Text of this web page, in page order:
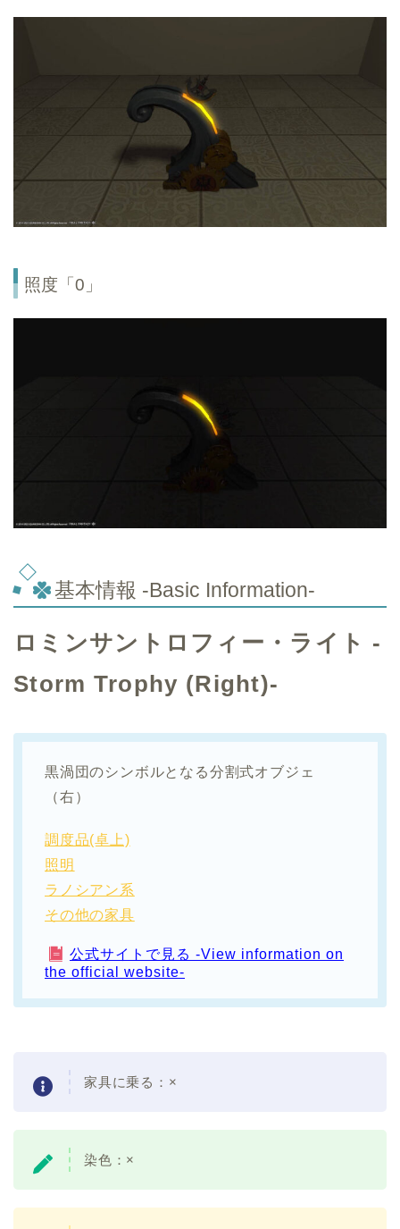
照度「0」
基本情報 -Basic Information-
ロミンサントロフィー・ライト -
Storm Trophy (Right)-
黒渦団のシンボルとなる分割式オブジェ
（右）
調度品(卓上)
照明
ラノシアン系
その他の家具
公式サイトで見る -View information on
the official website-
家具に乗る：×
染色：×